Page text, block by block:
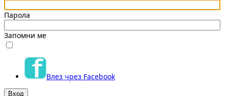
Парола
Запомни ме
Влез чрез Facebook